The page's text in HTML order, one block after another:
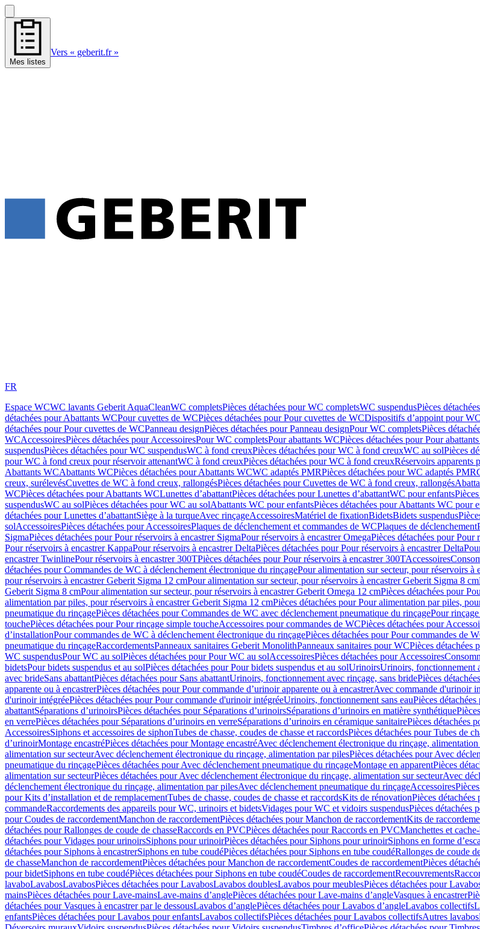
Mes listes
Vers « geberit.fr »
FR
Espace WCWC lavants Geberit AquaCleanWC completsPièces détachées pour WC completsWC suspendusPièces
détachées pour Abattants WCPour cuvettes de WCPièces détachées pour Pour cuvettes de WCDispositifs d’appoint pour WC
détachées pour Pour cuvettes de WCPanneau designPièces détachées pour Panneau designPour WC completsPièces
WCAccessoiresPièces détachées pour AccessoiresPour WC completsPour abattants WCPièces détachées pour Pour
suspendusPièces détachées pour WC suspendusWC à fond creuxPièces détachées pour WC à fond creuxWC au solPièces
pour WC à fond creux pour réservoir attenantWC à fond creuxPièces détachées pour WC à fond creuxRéservoirs apparents
Abattants WCAbattants WCPièces détachées pour Abattants WCWC adaptés PMRPièces détachées pour WC adaptés PMR
creux, surélevésCuvettes de WC à fond creux, rallongésPièces détachées pour Cuvettes de WC à fond creux, rallongés
WCPièces détachées pour Abattants WCLunettes d’abattantPièces détachées pour Lunettes d’abattantWC pour enfants
suspendusWC au solPièces détachées pour WC au solAbattants WC pour enfantsPièces détachées pour Abattants WC pour
détachées pour Lunettes d’abattantSiège à la turqueAvec rinçageAccessoiresMatériel de fixationBidetsBidets suspendus
solAccessoiresPièces détachées pour AccessoiresPlaques de déclenchement et commandes de WCPlaques de déclenchement
SigmaPièces détachées pour Pour réservoirs à encastrer SigmaPour réservoirs à encastrer OmegaPièces détachées pour Pour
Pour réservoirs à encastrer KappaPour réservoirs à encastrer DeltaPièces détachées pour Pour réservoirs à encastrer Delta
encastrer TwinlinePour réservoirs à encastrer 300TPièces détachées pour Pour réservoirs à encastrer 300TAccessoires
détachées pour Commandes de WC à déclenchement électronique du rinçagePour alimentation sur secteur, pour réservoirs à
pour réservoirs à encastrer Geberit Sigma 12 cmPour alimentation sur secteur, pour réservoirs à encastrer Geberit Sigma 8 cm
Geberit Sigma 8 cmPour alimentation sur secteur, pour réservoirs à encastrer Geberit Omega 12 cmPièces détachées pour
alimentation par piles, pour réservoirs à encastrer Geberit Sigma 12 cmPièces détachées pour Pour alimentation par piles,
pneumatique du rinçagePièces détachées pour Commandes de WC avec déclenchement pneumatique du rinçagePour
touchePièces détachées pour Pour rinçage simple toucheAccessoires pour commandes de WCPièces détachées pour
d’installationPour commandes de WC à déclenchement électronique du rinçagePièces détachées pour Pour commandes de
pneumatique du rinçageRaccordementsPanneaux sanitaires Geberit MonolithPanneaux sanitaires pour WCPièces détachées
WC suspendusPour WC au solPièces détachées pour Pour WC au solAccessoiresPièces détachées pour Accessoires
bidetsPour bidets suspendus et au solPièces détachées pour Pour bidets suspendus et au solUrinoirsUrinoirs, fonctionnement
avec brideSans abattantPièces détachées pour Sans abattantUrinoirs, fonctionnement avec rinçage, sans bridePièces
apparente ou à encastrerPièces détachées pour Pour commande d’urinoir apparente ou à encastrerAvec commande d'urinoir
d'urinoir intégréePièces détachées pour Pour commande d'urinoir intégréeUrinoirs, fonctionnement sans eauPièces
abattantSéparations d’urinoirsPièces détachées pour Séparations d’urinoirsSéparations d’urinoirs en matière synthétique
en verrePièces détachées pour Séparations d’urinoirs en verreSéparations d’urinoirs en céramique sanitairePièces détachées
AccessoiresSiphons et accessoires de siphonTubes de chasse, coudes de chasse et raccordsPièces détachées pour Tubes de
dʼurinoirMontage encastréPièces détachées pour Montage encastréAvec déclenchement électronique du rinçage, alimentation
alimentation sur secteurAvec déclenchement électronique du rinçage, alimentation par pilesPièces détachées pour Avec
pneumatique du rinçagePièces détachées pour Avec déclenchement pneumatique du rinçageMontage en apparentPièces
alimentation sur secteurPièces détachées pour Avec déclenchement électronique du rinçage, alimentation sur secteurAvec
déclenchement électronique du rinçage, alimentation par pilesAvec déclenchement pneumatique du rinçageAccessoires
pour Kits d’installation et de remplacementTubes de chasse, coudes de chasse et raccordsKits de rénovationPièces
commandeRaccordements des appareils pour WC, urinoirs et bidetsVidages pour WC et vidoirs suspendusPièces détachées
pour Coudes de raccordementManchon de raccordementPièces détachées pour Manchon de raccordementKits de
détachées pour Rallonges de coude de chasseRaccords en PVCPièces détachées pour Raccords en PVCManchettes et
détachées pour Vidages pour urinoirsSiphons pour urinoirPièces détachées pour Siphons pour urinoirSiphons en forme
détachées pour Siphons à encastrerSiphons en tube coudéPièces détachées pour Siphons en tube coudéRallonges de coude
de chasseManchon de raccordementPièces détachées pour Manchon de raccordementCoudes de raccordementPièces
pour bidetSiphons en tube coudéPièces détachées pour Siphons en tube coudéCoudes de raccordementRecouvrements
lavaboLavabosLavabosPièces détachées pour LavabosLavabos doublesLavabos pour meublesPièces détachées pour
mainsPièces détachées pour Lave-mainsLave-mains d’anglePièces détachées pour Lave-mains d’angleVasques à encastrer
détachées pour Vasques à encastrer par le dessousLavabos d’anglePièces détachées pour Lavabos d’angleLavabos collectifs
enfantsPièces détachées pour Lavabos pour enfantsLavabos collectifsPièces détachées pour Lavabos collectifsAutres lavabos